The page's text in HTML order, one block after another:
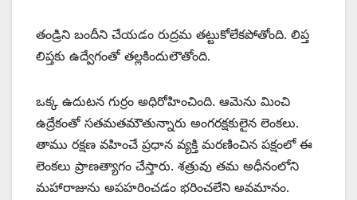
తండ్రిని బందీని చేయడం రుద్రమ తట్టుకోలేకపోతోంది. లిప్త
లిప్తకు ఉద్వేగంతో తల్లకిందులౌతోంది.
ఒక్క ఉదుటన గుర్రం అధిరోహించింది. ఆమెను మించి
ఉద్రేకంతో సతమతమౌతున్నారు అంగరక్షకులైన లెంకలు.
తాము రక్షణ వహించే ప్రధాన వ్యక్తి మరణించిన పక్షంలో ఈ
లెంకలు ప్రాణత్యాగం చేస్తారు. శత్రువు తమ అధీనంలోని
మహారాజును అపహరించడం భరించలేని అవమానం.